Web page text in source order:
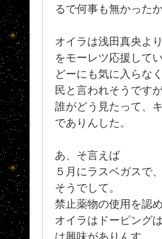
るで何事も無かった
オイラは浅田真央より
をモーレツ応援して
どーにも気に入らな
民と言われそうです
誰がどう見たって、
でありんした。
あ、そ言えば
５月にラスベガスで
そうでして。
禁止薬物の使用を認
オイラはドーピング
は興味がありんす。